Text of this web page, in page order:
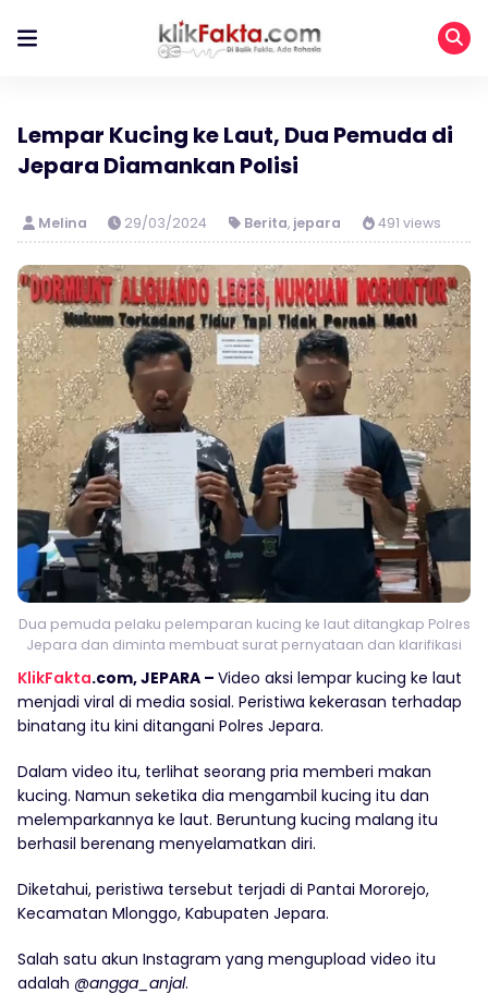
Lempar Kucing ke Laut, Dua Pemuda di
Jepara Diamankan Polisi
Melina 29/03/2024 Berita, jepara 491 views
Dua pemuda pelaku pelemparan kucing ke laut ditangkap Polres
Jepara dan diminta membuat surat pernyataan dan klarifikasi
KlikFakta.com, JEPARA – Video aksi lempar kucing ke laut
menjadi viral di media sosial. Peristiwa kekerasan terhadap
binatang itu kini ditangani Polres Jepara.
Dalam video itu, terlihat seorang pria memberi makan
kucing. Namun seketika dia mengambil kucing itu dan
melemparkannya ke laut. Beruntung kucing malang itu
berhasil berenang menyelamatkan diri.
Diketahui, peristiwa tersebut terjadi di Pantai Mororejo,
Kecamatan Mlonggo, Kabupaten Jepara.
Salah satu akun Instagram yang mengupload video itu
adalah @angga_anjal.